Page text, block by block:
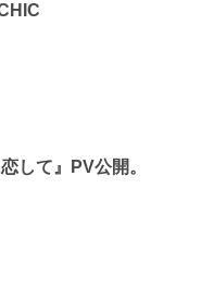
して』PV公開。